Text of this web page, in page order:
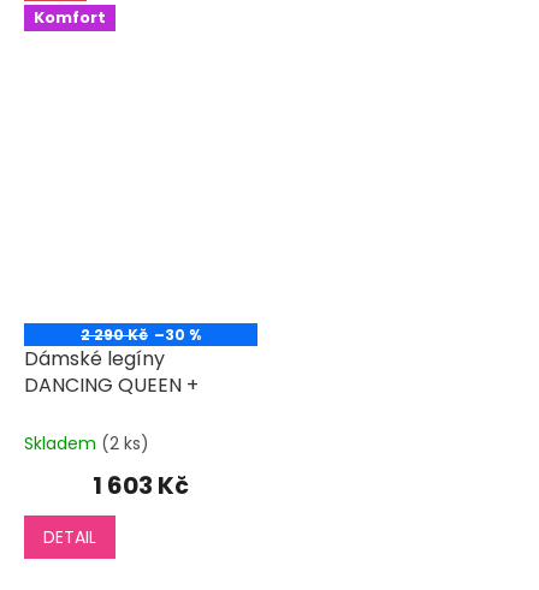
Komfort
2 290 Kč –30 %
Dámské legíny
DANCING QUEEN +
Skladem (2 ks)
1 603 Kč
DETAIL